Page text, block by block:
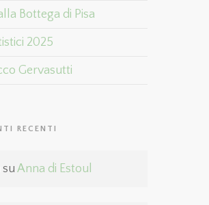
Bottega di Pisa
2025
Gervasutti
RECENTI
suAnna di Estoul